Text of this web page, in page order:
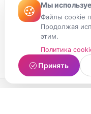
Мы
Файлы cookie
Продолжая
этим.
Политика
Принять